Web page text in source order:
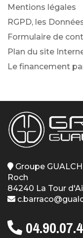
Mentions légales
RGPD, les
Formulaire de
Plan du site
Le financement
Groupe
Roch
84240 La Tour